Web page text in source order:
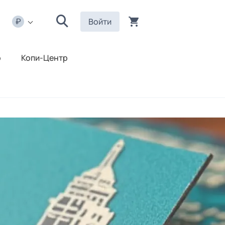
Войти
Копи-Центр